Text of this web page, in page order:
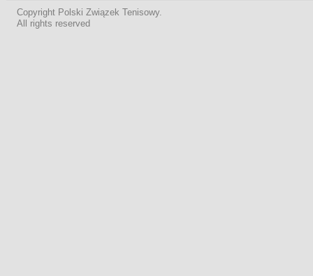
Copyright Polski Związek Tenisowy.
All rights reserved